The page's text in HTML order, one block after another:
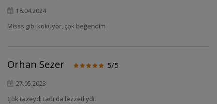
18.04.2024
Misss gibi kokuyor, çok beğendim
Orhan Sezer 5/5
27.05.2023
Çok tazeydi tadı da lezzetliydi.